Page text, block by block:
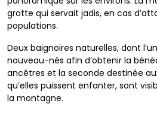
grotte qui servait jadis, en cas
populations.
Deux baignoires naturelles, dont
nouveau-nés afin d’obtenir la
ancêtres et la seconde destinée
qu’elles puissent enfanter, sont
la montagne.